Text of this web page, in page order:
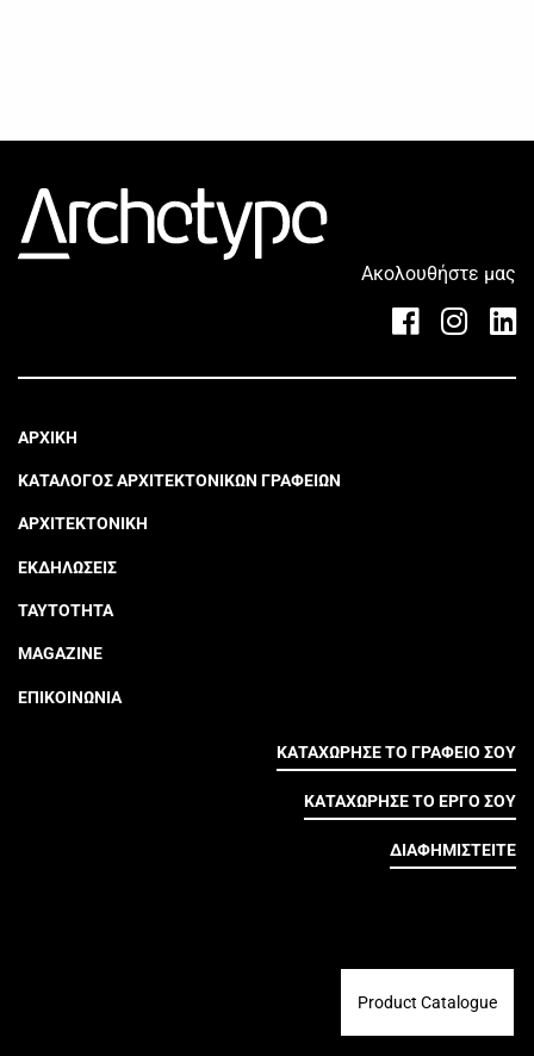
Ακολουθήστε μας
ΑΡΧΙΚΗ
ΚΑΤΑΛΟΓΟΣ ΑΡΧΙΤΕΚΤΟΝΙΚΩΝ ΓΡΑΦΕΙΩΝ
ΑΡΧΙΤΕΚΤΟΝΙΚΗ
ΕΚΔΗΛΩΣΕΙΣ
ΤΑΥΤΟΤΗΤΑ
MAGAZINE
ΕΠΙΚΟΙΝΩΝΙΑ
ΚΑΤΑΧΩΡΗΣΕ ΤΟ ΓΡΑΦΕΙΟ ΣΟΥ
ΚΑΤΑΧΩΡΗΣΕ ΤΟ ΕΡΓΟ ΣΟΥ
ΔΙΑΦΗΜΙΣΤΕΙΤΕ
Product Catalogue